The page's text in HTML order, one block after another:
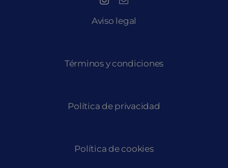
Aviso legal
Términos y condiciones
Política de privacidad
Política de cookies